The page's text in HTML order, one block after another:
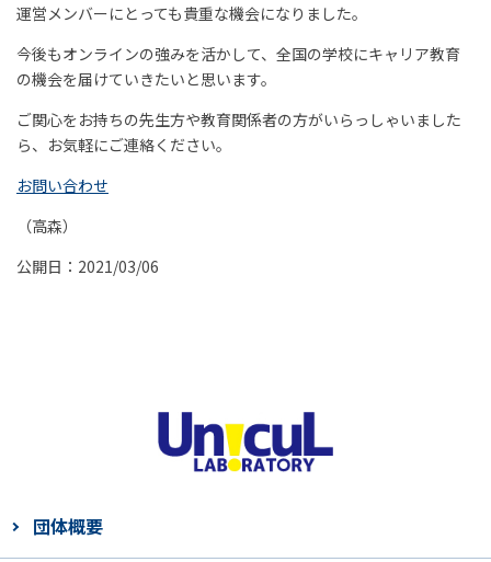
運営メンバーにとっても貴重な機会になりました。
今後もオンラインの強みを活かして、全国の学校にキャリア教育
の機会を届けていきたいと思います。
ご関心をお持ちの先生方や教育関係者の方がいらっしゃいました
ら、お気軽にご連絡ください。
お問い合わせ
（高森）
公開日：2021/03/06
団体概要